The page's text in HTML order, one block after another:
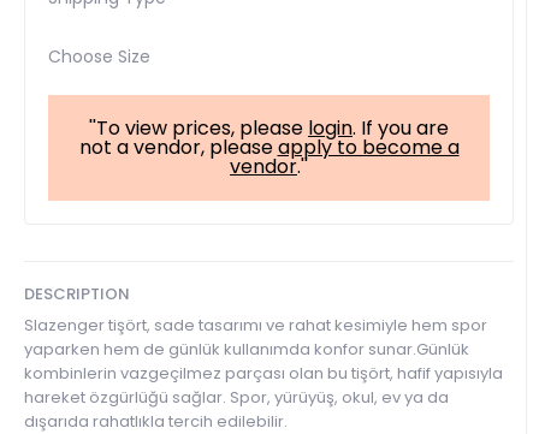
Choose Size
''To view prices, please login. If you are
not a vendor, pleaseapply to become a
vendor.''
DESCRIPTION
Slazenger tişört, sade tasarımı ve rahat kesimiyle hem spor
yaparken hem de günlük kullanımda konfor sunar.Günlük
kombinlerin vazgeçilmez parçası olan bu tişört, hafif yapısıyla
hareket özgürlüğü sağlar. Spor, yürüyüş, okul, ev ya da
dışarıda rahatlıkla tercih edilebilir.